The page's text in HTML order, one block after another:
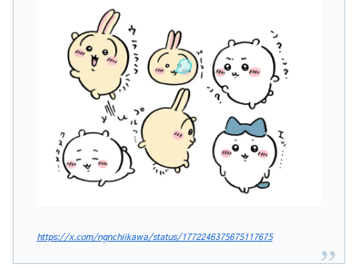
https://x.com/ngnchiikawa/status/1772246375675117675